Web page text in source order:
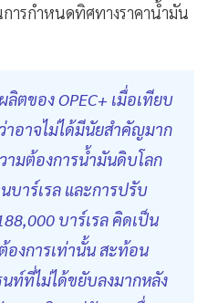
การกำหนดทิศทางราคาน้ำมัน
ตของ OPEC+ เมื่อเทียบ
อาจไม่ได้มีนัยสำคัญมาก
ามต้องการน้ำมันดิบโลก
บาร์เรล และการปรับ
บาร์เรล คิดเป็น
องการเท่านั้น สะท้อน
ท์ที่ไม่ได้ขยับลงมากหลัง